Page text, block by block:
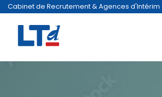
Cabinet de Recrutement & Agences